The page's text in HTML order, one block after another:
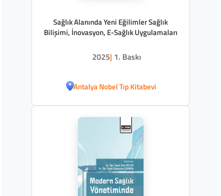
Sağlık Alanında Yeni Eğilimler Sağlık
Bilişimi, İnovasyon, E-Sağlık Uygulamaları
2025| 1. Baskı
Antalya Nobel Tıp Kitabevi